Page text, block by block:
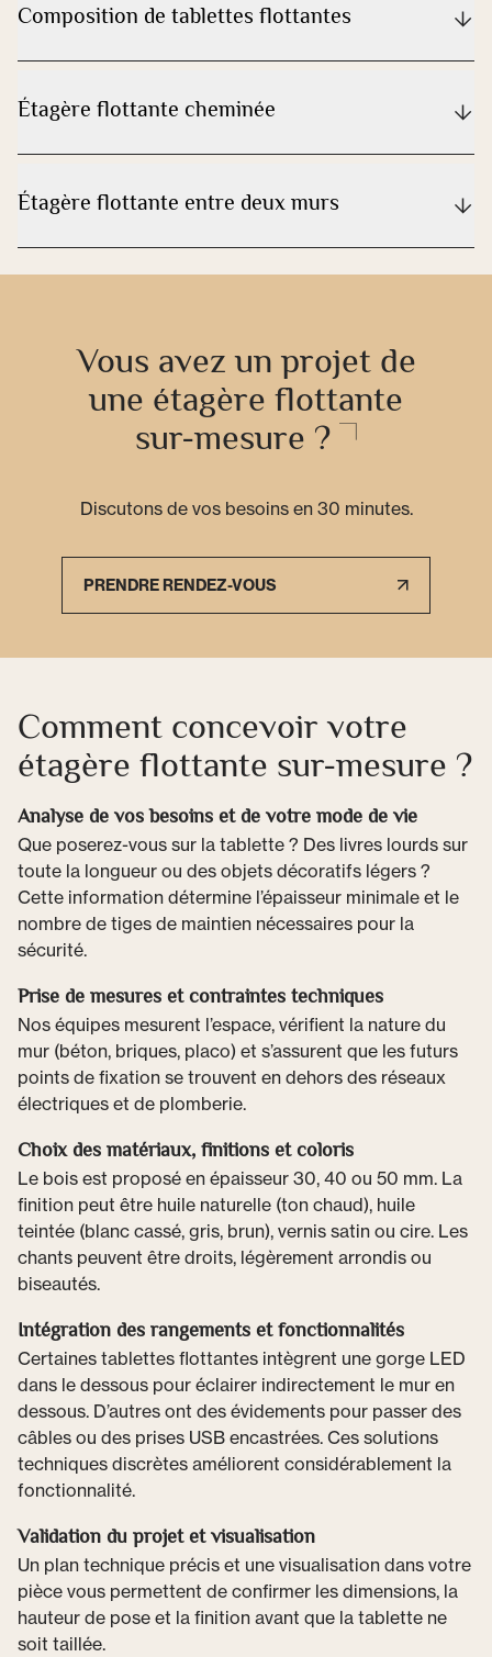
Composition de tablettes flottantes
Étagère flottante cheminée
Étagère flottante entre deux murs
Vous avez un projet de
une étagère flottante
sur-mesure ?
Discutons de vos besoins en 30 minutes.
PRENDRE RENDEZ-VOUS
Comment concevoir votre
étagère flottante sur-mesure ?
Analyse de vos besoins et de votre mode de vie
Que poserez-vous sur la tablette ? Des livres lourds sur
toute la longueur ou des objets décoratifs légers ?
Cette information détermine l’épaisseur minimale et le
nombre de tiges de maintien nécessaires pour la
sécurité.
Prise de mesures et contraintes techniques
Nos équipes mesurent l’espace, vérifient la nature du
mur (béton, briques, placo) et s’assurent que les futurs
points de fixation se trouvent en dehors des réseaux
électriques et de plomberie.
Choix des matériaux, finitions et coloris
Le bois est proposé en épaisseur 30, 40 ou 50 mm. La
finition peut être huile naturelle (ton chaud), huile
teintée (blanc cassé, gris, brun), vernis satin ou cire. Les
chants peuvent être droits, légèrement arrondis ou
biseautés.
Intégration des rangements et fonctionnalités
Certaines tablettes flottantes intègrent une gorge LED
dans le dessous pour éclairer indirectement le mur en
dessous. D’autres ont des évidements pour passer des
câbles ou des prises USB encastrées. Ces solutions
techniques discrètes améliorent considérablement la
fonctionnalité.
Validation du projet et visualisation
Un plan technique précis et une visualisation dans votre
pièce vous permettent de confirmer les dimensions, la
hauteur de pose et la finition avant que la tablette ne
soit taillée.